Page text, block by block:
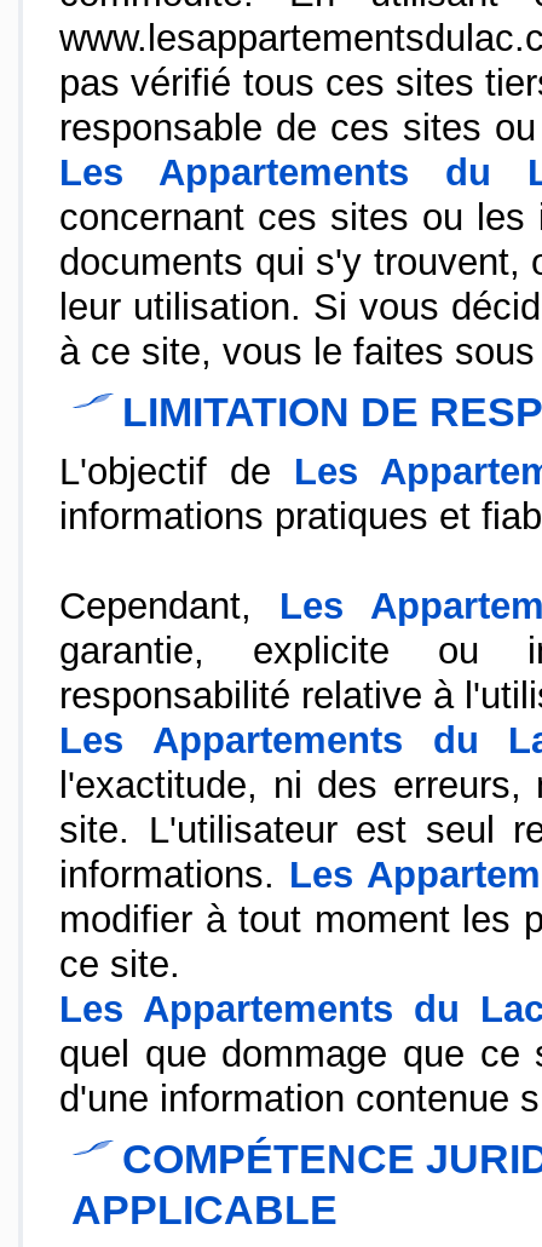
pas vérifié tous ces sites
responsable de ces sites
Les Appartements du
concernant ces sites ou
documents qui s'y trouvent,
leur utilisation. Si vous
à ce site, vous le faites
LIMITATION DE
L'objectif de Les
informations pratiques et
Cependant, Les
garantie, explicite ou
responsabilité relative à
Les Appartements du
l'exactitude, ni des
site. L'utilisateur est seul
informations. Les
modifier à tout moment les
ce site.
Les Appartements du
quel que dommage que ce
d'une information contenue
COMPÉTENCE
APPLICABLE